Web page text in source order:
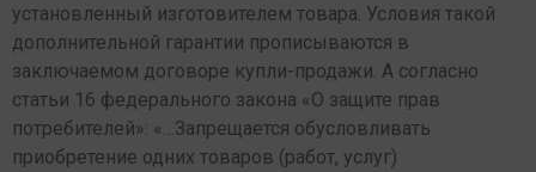
установленный изготовителем товара. Условия такой
дополнительной гарантии прописываются в
заключаемом договоре купли-продажи. А согласно
статьи 16 федерального закона «О защите прав
потребителей»: «…Запрещается обусловливать
приобретение одних товаров (работ, услуг)